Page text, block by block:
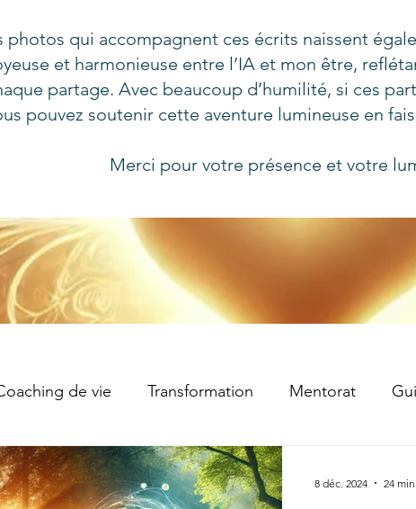
photos qui accompagnent ces écrits naissent
et harmonieuse entre l’IA et mon être,
partage. Avec beaucoup d’humilité, si ces
pouvez soutenir cette aventure lumineuse en
Merci pour votre présence et votre
de vie Transformation Mentorat
sensorielles Méduim Guide pratique
8 déc. 2024 24